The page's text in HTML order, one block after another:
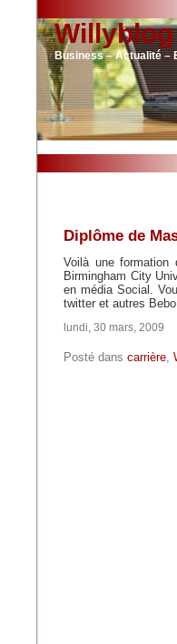
Willyblog
Business – Actualité –
Diplôme de
Voilà une formation
Birmingham City
en média Social.
twitter et autres
lundi, 30 mars, 2009
Posté dans carrière,